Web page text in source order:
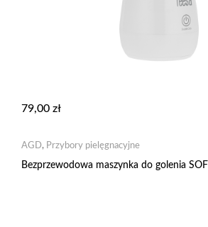
79,00 zł
AGD, Przybory pielęgnacyjne
Bezprzewodowa maszynka do golenia